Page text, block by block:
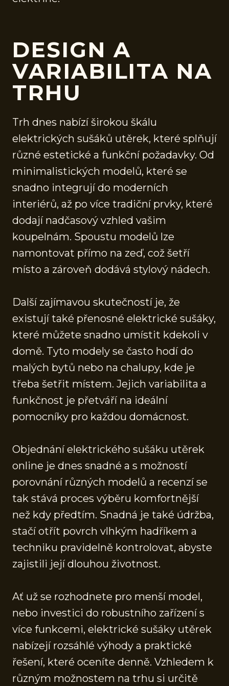
DESIGN A
VARIABILITA NA
TRHU
Trh dnes nabízí širokou škálu
elektrických sušáků utěrek, které splňují
různé estetické a funkční požadavky. Od
minimalistických modelů, které se
snadno integrují do moderních
interiérů, až po více tradiční prvky, které
dodají nadčasový vzhled vašim
koupelnám. Spoustu modelů lze
namontovat přímo na zeď, což šetří
místo a zároveň dodává stylový nádech.
Další zajímavou skutečností je, že
existují také přenosné elektrické sušáky,
které můžete snadno umístit kdekoli v
domě. Tyto modely se často hodí do
malých bytů nebo na chalupy, kde je
třeba šetřit místem. Jejich variabilita a
funkčnost je přetváří na ideální
pomocníky pro každou domácnost.
Objednání elektrického sušáku utěrek
online je dnes snadné a s možností
porovnání různých modelů a recenzí se
tak stává proces výběru komfortnější
než kdy předtím. Snadná je také údržba,
stačí otřít povrch vlhkým hadříkem a
techniku pravidelně kontrolovat, abyste
zajistili její dlouhou životnost.
Ať už se rozhodnete pro menší model,
nebo investici do robustního zařízení s
více funkcemi, elektrické sušáky utěrek
nabízejí rozsáhlé výhody a praktické
řešení, které oceníte denně. Vzhledem k
různým možnostem na trhu si určitě